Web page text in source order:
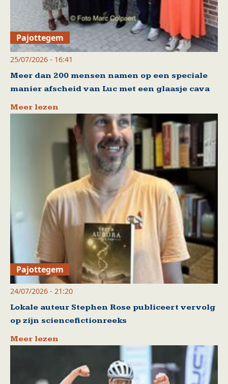
Pajottegem
25/07/2026 - 16:41
Meer dan 200 mensen namen op een speciale
manier afscheid van Luc met een glaasje cava
Meer lezen
Pajottegem
24/07/2026 - 21:20
Lokale auteur Stephen Rose publiceert vervolg
op zijn sciencefictionreeks
Meer lezen